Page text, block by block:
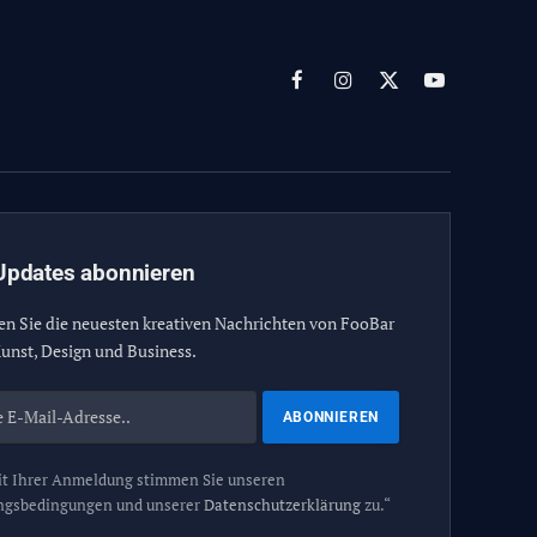
FacebookInstagram
X
YouTube
abonnieren
Sie die neuesten kreativen Nachrichten von FooBar
Design und Business.
Ihrer Anmeldung stimmen Sie unseren
und unsererDatenschutzerklärungzu.“